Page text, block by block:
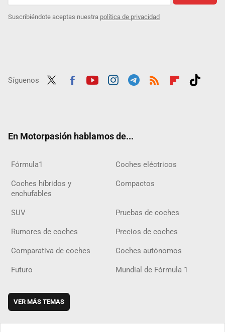
Suscribiéndote aceptas nuestra política de privacidad
Síguenos
En Motorpasión hablamos de...
Fórmula1 Coches eléctricos
Coches híbridos y
enchufables
Compactos
SUV Pruebas de coches
Rumores de coches Precios de coches
Comparativa de coches Coches autónomos
Futuro Mundial de Fórmula 1
VER MÁS TEMAS